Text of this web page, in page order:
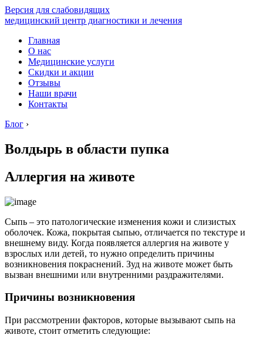
Версия для слабовидящих
медицинский центр диагностики и лечения
Главная
О нас
Медицинские услуги
Скидки и акции
Отзывы
Наши врачи
Контакты
Блог ›
Волдырь в области пупка
Аллергия на животе
Сыпь – это патологические изменения кожи и слизистых
оболочек. Кожа, покрытая сыпью, отличается по текстуре и
внешнему виду. Когда появляется аллергия на животе у
взрослых или детей, то нужно определить причины
возникновения покраснений. Зуд на животе может быть
вызван внешними или внутренними раздражителями.
Причины возникновения
При рассмотрении факторов, которые вызывают сыпь на
животе, стоит отметить следующие: